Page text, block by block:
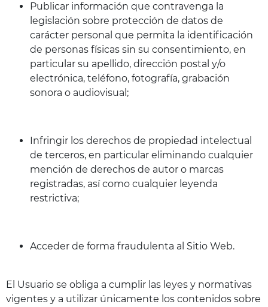
Publicar información que contravenga la
legislación sobre protección de datos de
carácter personal que permita la identificación
de personas físicas sin su consentimiento, en
particular su apellido, dirección postal y/o
electrónica, teléfono, fotografía, grabación
sonora o audiovisual;
Infringir los derechos de propiedad intelectual
de terceros, en particular eliminando cualquier
mención de derechos de autor o marcas
registradas, así como cualquier leyenda
restrictiva;
Acceder de forma fraudulenta al Sitio Web.
El Usuario se obliga a cumplir las leyes y normativas
vigentes y a utilizar únicamente los contenidos sobre